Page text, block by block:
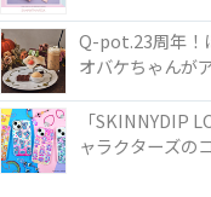
50周年アニバー
たコレクション
Q-pot.23周年！
オバケちゃんが
ー」が新発売！
ゃのオバケーキ
「SKINNYDIP
ャラクターズの